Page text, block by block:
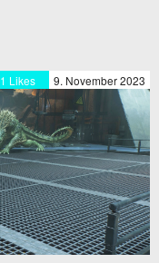
9. November 2023
1 Likes